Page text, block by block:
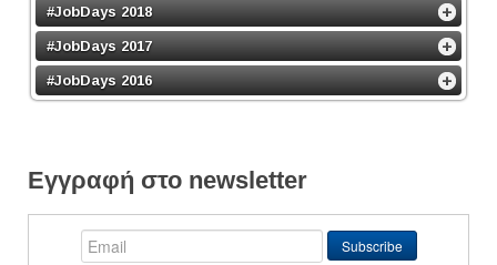
#JobDays 2018
#JobDays 2017
#JobDays 2016
Εγγραφή στο newsletter